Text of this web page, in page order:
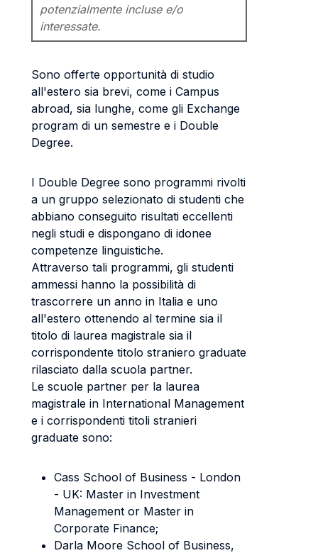
potenzialmente incluse e/o
interessate.
Sono offerte opportunità di studio
all'estero sia brevi, come i Campus
abroad, sia lunghe, come gli Exchange
program di un semestre e i Double
Degree.
I Double Degree sono programmi rivolti
a un gruppo selezionato di studenti che
abbiano conseguito risultati eccellenti
negli studi e dispongano di idonee
competenze linguistiche.
Attraverso tali programmi, gli studenti
ammessi hanno la possibilità di
trascorrere un anno in Italia e uno
all'estero ottenendo al termine sia il
titolo di laurea magistrale sia il
corrispondente titolo straniero graduate
rilasciato dalla scuola partner.
Le scuole partner per la laurea
magistrale in International Management
e i corrispondenti titoli stranieri
graduate sono:
Cass School of Business - London
- UK: Master in Investment
Management or Master in
Corporate Finance;
Darla Moore School of Business,